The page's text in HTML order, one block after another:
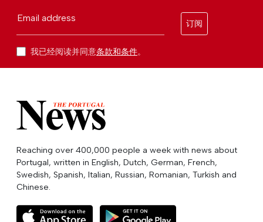
Email address
订阅
我已经阅读并同意条款和条件。
Reaching over 400,000 people a week with news about
Portugal, written in English, Dutch, German, French,
Swedish, Spanish, Italian, Russian, Romanian, Turkish and
Chinese.